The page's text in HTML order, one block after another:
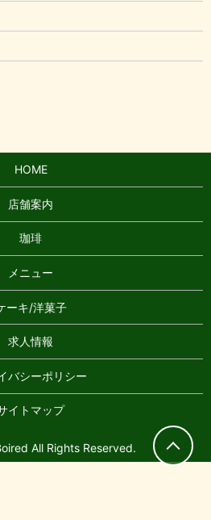
HOME
店舗案内
珈琲
メニュー
ーキ/洋菓子
求人情報
バシーポリシー
イトマップ
All Rights Reserved.